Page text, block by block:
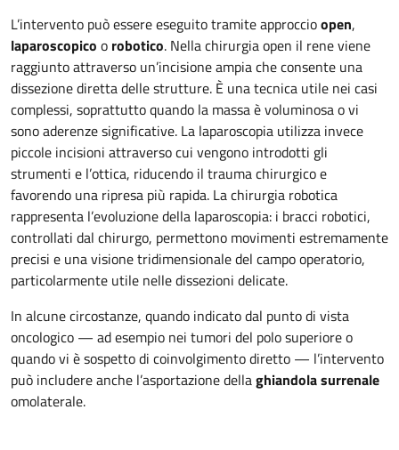
L’intervento può essere eseguito tramite approccioopen,
laparoscopico o robotico. Nella chirurgia open il rene viene
raggiunto attraverso un’incisione ampia che consente una
dissezione diretta delle strutture. È una tecnica utile nei casi
complessi, soprattutto quando la massa è voluminosa o vi
sono aderenze significative. La laparoscopia utilizza invece
piccole incisioni attraverso cui vengono introdotti gli
strumenti e l’ottica, riducendo il trauma chirurgico e
favorendo una ripresa più rapida. La chirurgia robotica
rappresenta l’evoluzione della laparoscopia: i bracci robotici,
controllati dal chirurgo, permettono movimenti estremamente
precisi e una visione tridimensionale del campo operatorio,
particolarmente utile nelle dissezioni delicate.
In alcune circostanze, quando indicato dal punto di vista
oncologico — ad esempio nei tumori del polo superiore o
quando vi è sospetto di coinvolgimento diretto — l’intervento
può includere anche l’asportazione dellaghiandola surrenale
omolaterale.